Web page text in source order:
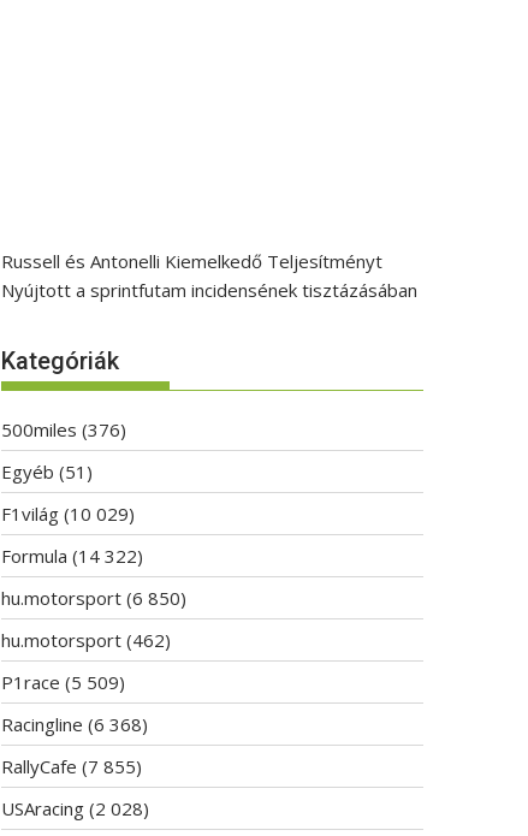
Russell és Antonelli Kiemelkedő Teljesítményt
Nyújtott a sprintfutam incidensének tisztázásában
Kategóriák
500miles (376)
Egyéb (51)
F1világ (10 029)
Formula (14 322)
hu.motorsport (6 850)
hu.motorsport (462)
P1race (5 509)
Racingline (6 368)
RallyCafe (7 855)
USAracing (2 028)